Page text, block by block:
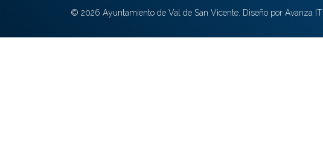
© 2026 Ayuntamiento de Val de San Vicente. Diseño por Avanza IT